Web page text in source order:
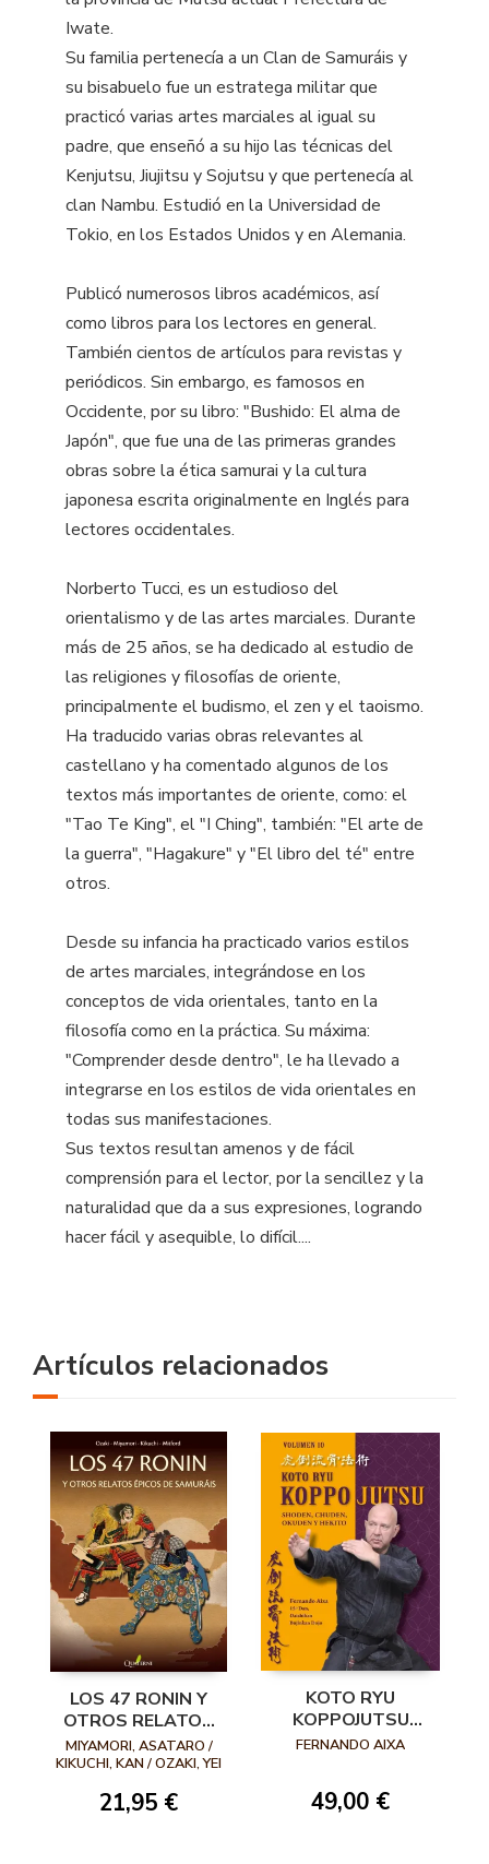
Iwate.
Su familia pertenecía a un Clan de Samuráis y
su bisabuelo fue un estratega militar que
practicó varias artes marciales al igual su
padre, que enseñó a su hijo las técnicas del
Kenjutsu, Jiujitsu y Sojutsu y que pertenecía al
clan Nambu. Estudió en la Universidad de
Tokio, en los Estados Unidos y en Alemania.
Publicó numerosos libros académicos, así
como libros para los lectores en general.
También cientos de artículos para revistas y
periódicos. Sin embargo, es famosos en
Occidente, por su libro: "Bushido: El alma de
Japón", que fue una de las primeras grandes
obras sobre la ética samurai y la cultura
japonesa escrita originalmente en Inglés para
lectores occidentales.
Norberto Tucci, es un estudioso del
orientalismo y de las artes marciales. Durante
más de 25 años, se ha dedicado al estudio de
las religiones y filosofías de oriente,
principalmente el budismo, el zen y el taoismo.
Ha traducido varias obras relevantes al
castellano y ha comentado algunos de los
textos más importantes de oriente, como: el
"Tao Te King", el "I Ching", también: "El arte de
la guerra", "Hagakure" y "El libro del té" entre
otros.
Desde su infancia ha practicado varios estilos
de artes marciales, integrándose en los
conceptos de vida orientales, tanto en la
filosofía como en la práctica. Su máxima:
"Comprender desde dentro", le ha llevado a
integrarse en los estilos de vida orientales en
todas sus manifestaciones.
Sus textos resultan amenos y de fácil
comprensión para el lector, por la sencillez y la
naturalidad que da a sus expresiones, logrando
hacer fácil y asequible, lo difícil....
Artículos relacionados
LOS 47 RONIN Y
OTROS RELATOS
ÉPICOS DE
SAMURÁIS
MIYAMORI, ASATARO /
KIKUCHI, KAN / OZAKI, YEI
A.B.
21,95 €
KOTO RYU
KOPPOJUTSU
(EDICIÓN EN
FERNANDO AIXA
49,00 €